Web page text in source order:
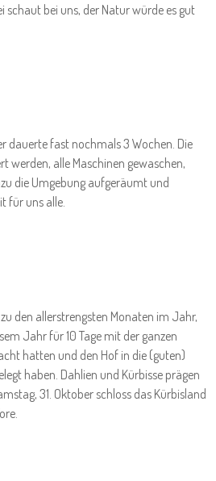
bei uns, der Natur würde es gut
dauerte fast nochmals 3 Wochen. Die
werden, alle Maschinen gewaschen,
die Umgebung aufgeräumt und
für uns alle.
den allerstrengsten Monaten im Jahr,
Jahr für 10 Tage mit der ganzen
hatten und den Hof in die (guten)
haben. Dahlien und Kürbisse prägen
31. Oktober schloss das Kürbisland